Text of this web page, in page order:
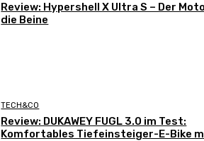
Review: Hypershell X Ultra S – Der
die Beine
TECH&CO
Review: DUKAWEY FUGL 3.0 im Test:
Komfortables Tiefeinsteiger-E-Bike